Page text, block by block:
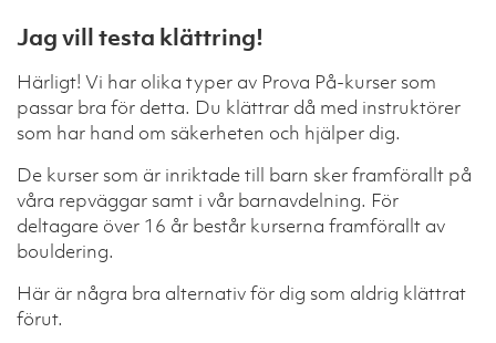
Jag vill testa klättring!
Härligt! Vi har olika typer av Prova På-kurser som
passar bra för detta. Du klättrar då med instruktörer
som har hand om säkerheten och hjälper dig.
De kurser som är inriktade till barn sker framförallt på
våra repväggar samt i vår barnavdelning. För
deltagare över 16 år består kurserna framförallt av
bouldering.
Här är några bra alternativ för dig som aldrig klättrat
förut.